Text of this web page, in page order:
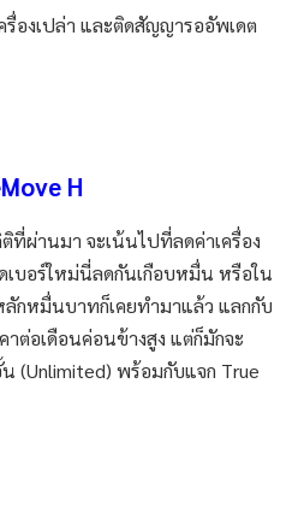
รื่องเปล่า และติดสัญญารออัพเดต
H
ที่ผ่านมา จะเน้นไปที่ลดค่าเครื่อง
เบอร์ใหม่นี่ลดกันเกือบหมื่น หรือใน
กหมื่นบาทก็เคยทำมาแล้ว แลกกับ
าต่อเดือนค่อนข้างสูง แต่ก็มักจะ
(Unlimited) พร้อมกับแจก True